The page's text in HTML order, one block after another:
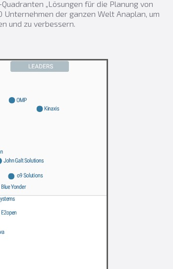
„Lösungen für die Planung von
Unternehmen der ganzen Welt Anaplan, um
und zu verbessern.